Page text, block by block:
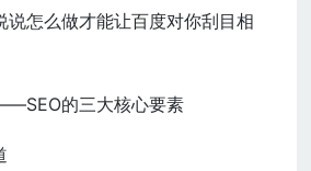
说怎么做才能让百度对你刮目相
的三大核心要素